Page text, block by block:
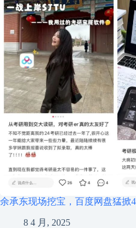
余承东现场挖宝，百度网盘猛掀
8 4 月, 2025